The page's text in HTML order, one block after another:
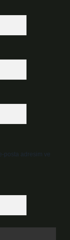
posta adresim ve